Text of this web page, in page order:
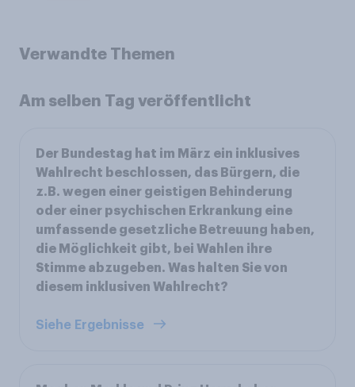
Verwandte Themen
Am selben Tag veröffentlicht
Der Bundestag hat im März ein inklusives
Wahlrecht beschlossen, das Bürgern, die
z.B. wegen einer geistigen Behinderung
oder einer psychischen Erkrankung eine
umfassende gesetzliche Betreuung haben,
die Möglichkeit gibt, bei Wahlen ihre
Stimme abzugeben. Was halten Sie von
diesem inklusiven Wahlrecht?
Siehe Ergebnisse